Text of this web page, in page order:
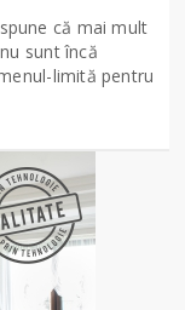
că mai mult
sunt încă
limită pentru